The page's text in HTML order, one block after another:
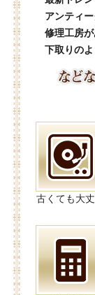
アンティ
修理工房
下取りのよ
古くても大